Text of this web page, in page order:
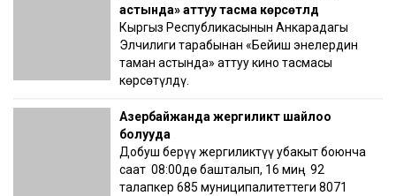
астында» аттуу тасма көрсөтүлдү
Кыргыз Республикасынын Анкарадагы
Элчилиги тарабынан «Бейиш энелердин
таман астында» аттуу кино тасмасы
көрсөтүлдү.
Азербайжанда жергиликтүү шайлоо
болууда
Добуш берүү жергиликтүү убакыт боюнча
саат 08:00дө башталып, 16 миң 92
талапкер 685 муниципалитеттеги 8071